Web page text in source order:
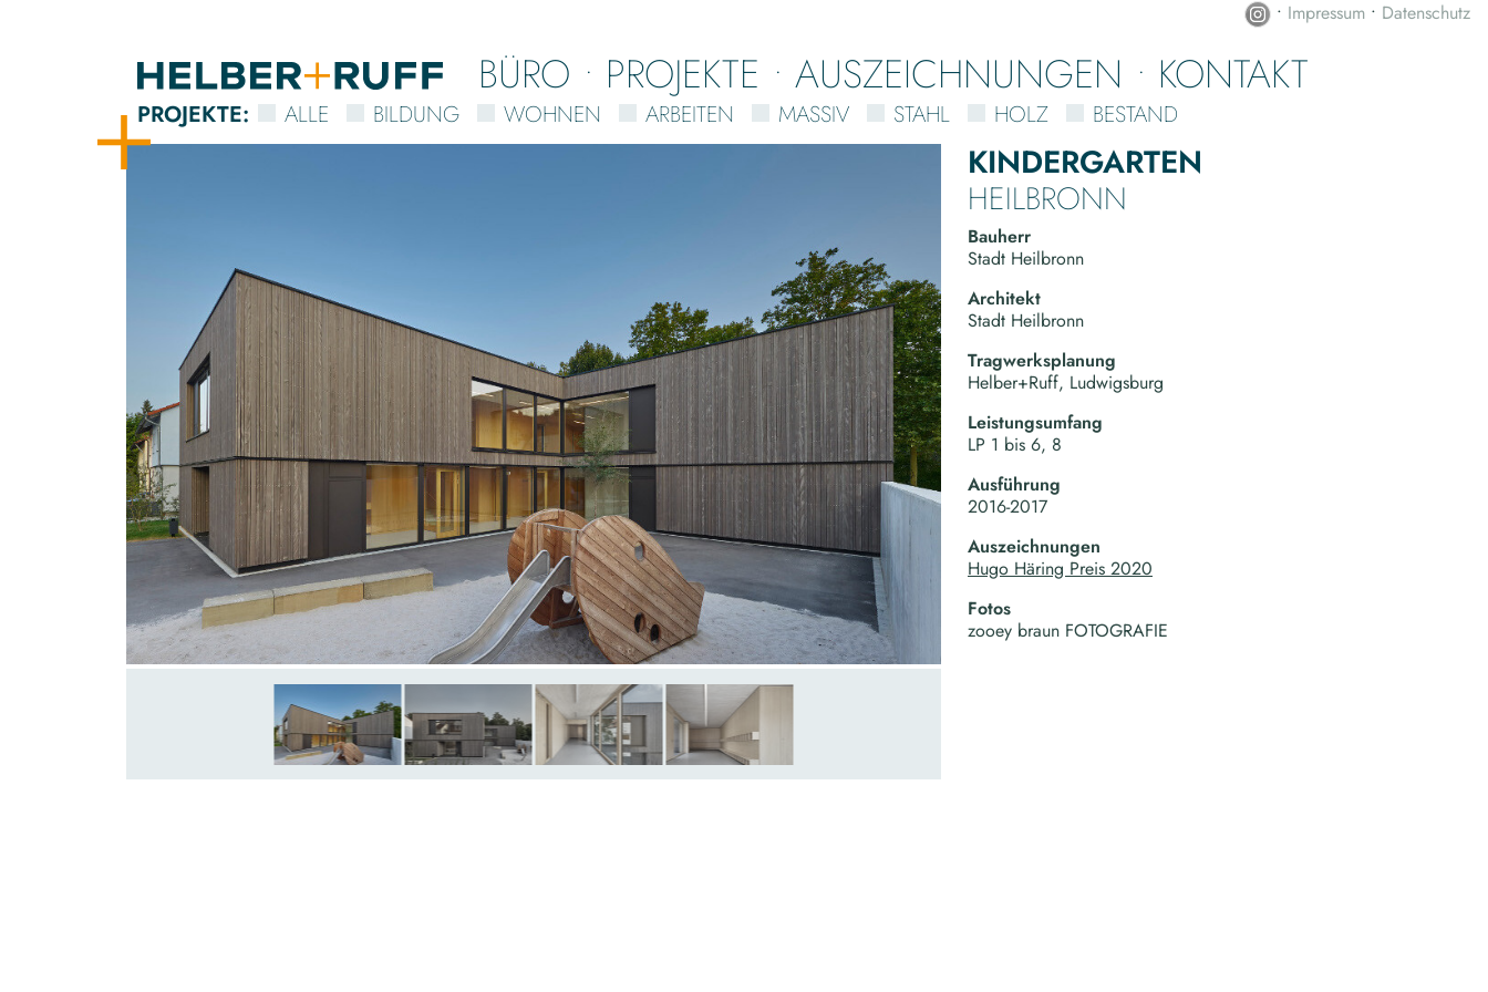
• Impressum • Datenschutz
PROJEKTE: ALLE BILDUNG WOHNEN ARBEITEN MASSIV STAHL HOLZ BESTAND
BÜRO PROJEKTE AUSZEICHNUNGEN KONTAKT
KINDERGARTEN
HEILBRONN
Bauherr
Stadt Heilbronn
Architekt
Stadt Heilbronn
Tragwerksplanung
Helber+Ruff, Ludwigsburg
Leistungsumfang
LP 1 bis 6, 8
Ausführung
2016-2017
Auszeichnungen
Hugo Häring Preis 2020
Fotos
zooey braun FOTOGRAFIE